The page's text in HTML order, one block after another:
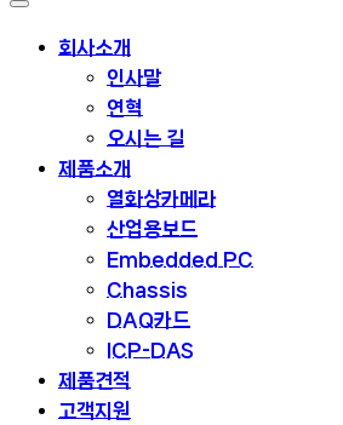
회사소개
인사말
연혁
오시는 길
제품소개
열화상카메라
산업용보드
Embedded PC
Chassis
DAQ카드
ICP-DAS
제품견적
고객지원